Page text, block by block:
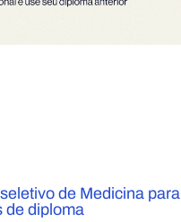
de Medicina para
de diploma